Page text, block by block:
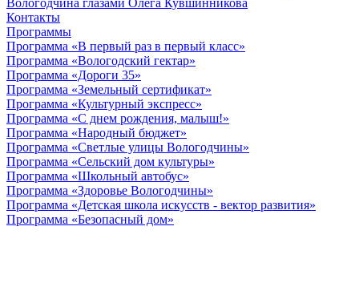
Контакты
Программы
Программа «В первый раз в первый класс»
Программа «Вологодский гектар»
Программа «Дороги 35»
Программа «Земельный сертификат»
Программа «Культурный экспресс»
Программа «С днем рождения, малыш!»
Программа «Народный бюджет»
Программа «Светлые улицы Вологодчины»
Программа «Сельский дом культуры»
Программа «Школьный автобус»
Программа «Здоровье Вологодчины»
Программа «Детская школа искусств - вектор развития»
Программа «Безопасный дом»